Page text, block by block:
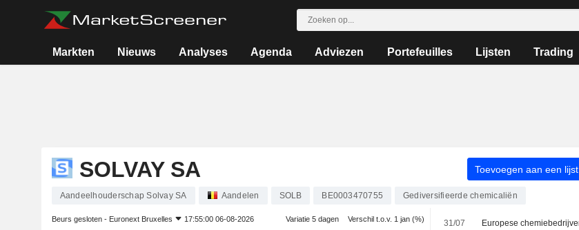
Markten Nieuws Analyses Agenda Adviezen Portefeuilles Lijsten Trading
SOLVAY SA Toevoegen aan een lijst
Aandeelhouderschap Solvay SA Aandelen SOLB BE0003470755 Gediversifieerde chemicaliën
Beurs gesloten - Euronext Bruxelles 17:55:00 06-08-2026 Variatie 5 dagen Verschil t.o.v. 1 jan (%) 31/07